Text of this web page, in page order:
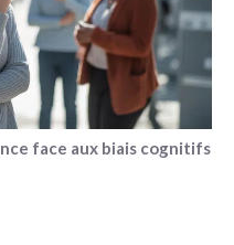
face aux biais cognitifs